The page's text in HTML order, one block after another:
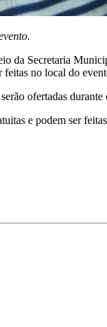
da Secretaria
feitas no local do
ofertadas
e podem ser